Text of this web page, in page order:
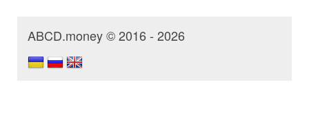
ABCD.money © 2016 - 2026